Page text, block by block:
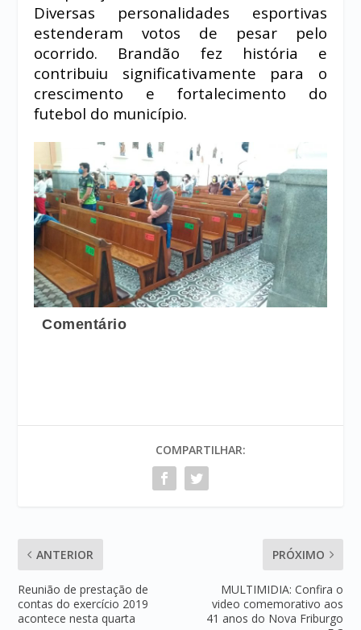
Diversas personalidades esportivas
estenderam votos de pesar pelo
ocorrido. Brandão fez história e
contribuiu significativamente para o
crescimento e fortalecimento do
futebol do município.
Comentário
COMPARTILHAR:
ANTERIOR
Reunião de prestação de
contas do exercício 2019
acontece nesta quarta
PRÓXIMO
MULTIMIDIA: Confira o
video comemorativo aos
41 anos do Nova Friburgo